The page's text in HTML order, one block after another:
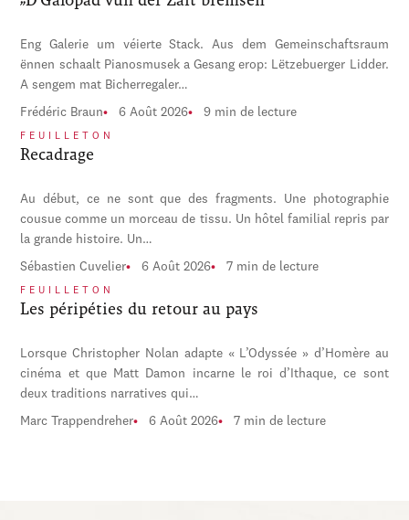
Eng Galerie um véierte Stack. Aus dem Gemeinschaftsraum
ënnen schaalt Pianosmusek a Gesang erop: Lëtzebuerger Lidder.
A sengem mat Bicherregaler…
Frédéric Braun 6 Août 2026 9 min de lecture
FEUILLETON
Recadrage
Au début, ce ne sont que des fragments. Une photographie
cousue comme un morceau de tissu. Un hôtel familial repris par
la grande histoire. Un…
Sébastien Cuvelier 6 Août 2026 7 min de lecture
FEUILLETON
Les péripéties du retour au pays
Lorsque Christopher Nolan adapte « L’Odyssée » d’Homère au
cinéma et que Matt Damon incarne le roi d’Ithaque, ce sont
deux traditions narratives qui…
Marc Trappendreher 6 Août 2026 7 min de lecture